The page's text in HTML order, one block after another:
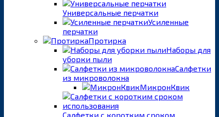
Универсальные перчатки
Усиленные
перчатки
Протирка
Наборы для
уборки пыли
Салфетки
из микроволокна
МикронКвик
Салфетки с коротким сроком